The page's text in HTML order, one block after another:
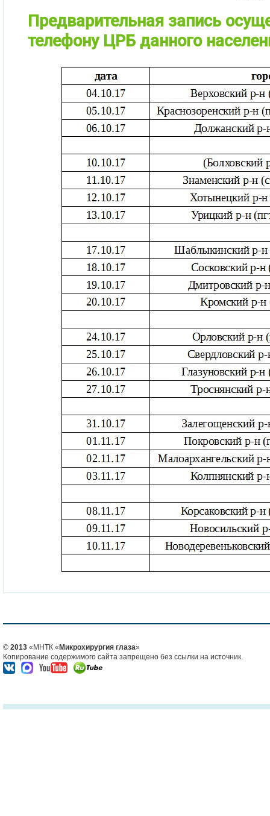
Предварительная запись
телефону ЦРБ данного
© 2013 «МНТК « Микрохирургия глаза»
Копирование содержимого сайта запрещено без ссылки на источник.